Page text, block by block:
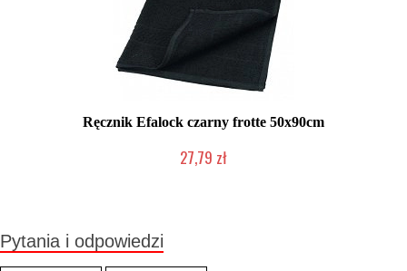
Ręcznik Efalock czarny frotte 50x90cm
27,79 zł
Pytania i odpowiedzi